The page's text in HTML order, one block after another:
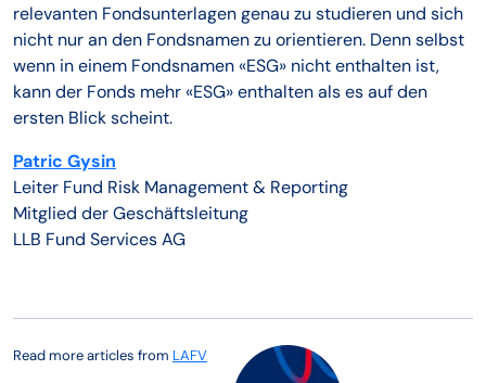
relevanten Fondsunterlagen genau zu studieren und sich
nicht nur an den Fondsnamen zu orientieren. Denn selbst
wenn in einem Fondsnamen «ESG» nicht enthalten ist,
kann der Fonds mehr «ESG» enthalten als es auf den
ersten Blick scheint.
Patric Gysin
Leiter Fund Risk Management & Reporting
Mitglied der Geschäftsleitung
LLB Fund Services AG
Read more articles from LAFV